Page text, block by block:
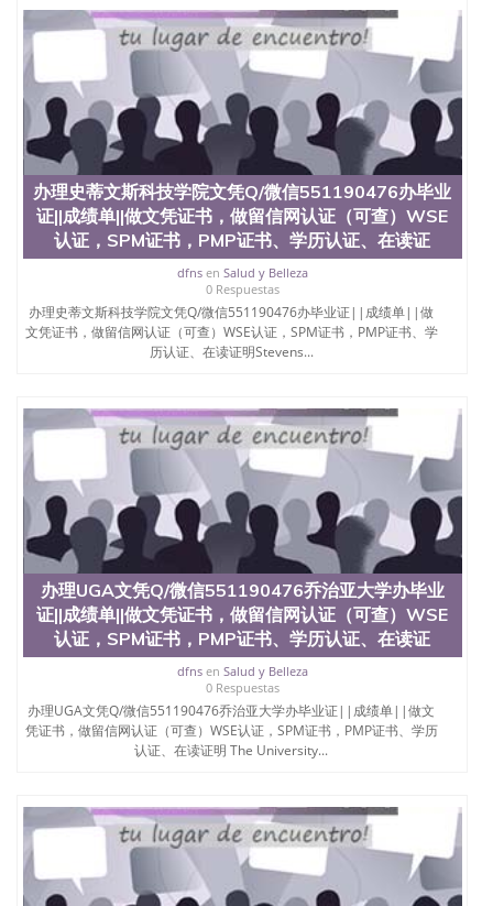
University）圣何塞州立大学（San Jose State
University）圣何塞州立大学（San Jose State
University）圣何塞州立大学（San Jose State
University）圣何塞州立大学学位证（San Jose State
University）圣何塞州立大学学位证（San Jose State
University）圣何塞州立大学结业证（San Jose State
University）圣何塞州立大学结业证（San Jose State
University）圣何塞州立大学结业证（San Jose State
University）圣何塞州立大学学位证（San Jose State
University）圣何塞州立大学学位证（San Jose State
University）圣何塞州立大学学历证书（San Jose
State University）圣何塞州立大学学历证书（San
Jose State University）圣何塞州立大学学历证书
（San Jose State University）澳洲读书未毕业找人做
文凭学位qq微信551190476澳洲读CQU中央昆士兰大
学学历 绩单购买学位证书/澳洲读本科硕士做文凭/购
买澳洲大学毕业证成绩单假文凭学历
昆士兰大学学历成绩单购买学位证书/澳洲读本科硕
士做文凭/购买澳洲大学毕业证成绩单假文凭学历办
理贝勒大学文凭Q/微信551190476贝勒大学办毕业
证||成绩单||做文凭证书，做留信网认证（可查）WSE
认证，SPM证书，PMP证书、学历认证、在读证明
Baylor University
办理史蒂文斯科技学院文凭Q/微信551190476办毕业
证||成绩单||做文凭证书，做留信网认证（可查）WSE
认证，SPM证书，PMP证书、学历认证、在读证
dfnsen Salud y Belleza
0 Respuestas
办理史蒂文斯科技学院文凭Q/微信551190476办毕业证||成绩单||做
文凭证书，做留信网认证（可查）WSE认证，SPM证书，PMP证书、学
历认证、在读证明Stevens...
办理UGA文凭Q/微信551190476乔治亚大学办毕业
证||成绩单||做文凭证书，做留信网认证（可查）WSE
认证，SPM证书，PMP证书、学历认证、在读证
dfnsen Salud y Belleza
0 Respuestas
办理UGA文凭Q/微信551190476乔治亚大学办毕业证||成绩单||做文
凭证书，做留信网认证（可查）WSE认证，SPM证书，PMP证书、学历
认证、在读证明 The University...